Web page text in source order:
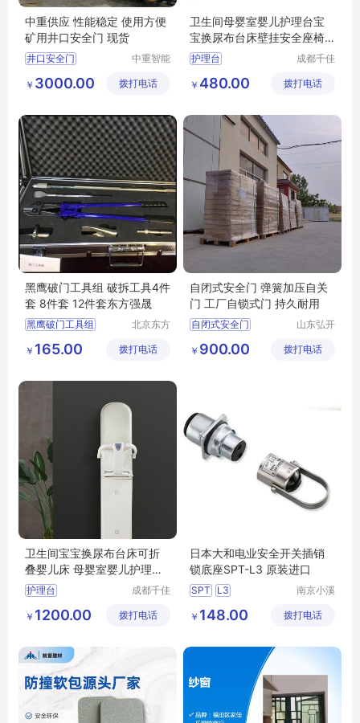
中重供应 性能稳定 使用方便
矿用井口安全门 现货
井口安全门
安全门型号 安全门
中重智能
设计研究
￥ 3000.00 拨打电话
卫生间母婴室婴儿护理台宝
宝换尿布台床壁挂安全座椅
折叠
护理台
婴儿护理台
成都千佳
公司
￥ 480.00 拨打电话
黑鹰破门工具组 破拆工具4件
套 8件套 12件套东方强晟
黑鹰破门工具组
拆工具4件套
北京东方
有限公司
￥ 165.00 拨打电话
自闭式安全门 弹簧加压自关
门 工厂自锁式门 持久耐用
自闭式安全门
山东弘开
有限公司
￥ 900.00 拨打电话
卫生间宝宝换尿布台床可折
叠婴儿床 母婴室婴儿护理台
安全座椅
护理台
卫生间护理台
成都千佳
公司
￥ 1200.00 拨打电话
日本大和电业安全开关插销
锁底座SPT-L3 原装进口
SPT
L3
L3安全开关
南京小溪
有限公司
￥ 148.00 拨打电话